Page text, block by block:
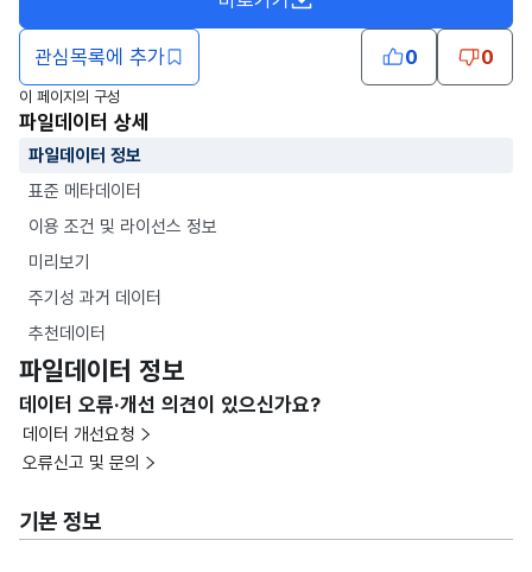
관심목록에 추가
새창열림
0 0
이 페이지의 구성
파일데이터 상세
파일데이터 정보
표준 메타데이터
이용 조건 및 라이선스 정보
미리보기
주기성 과거 데이터
추천데이터
파일데이터 정보
데이터 오류·개선 의견이 있으신가요?
데이터 개선요청
오류신고 및 문의
기본 정보